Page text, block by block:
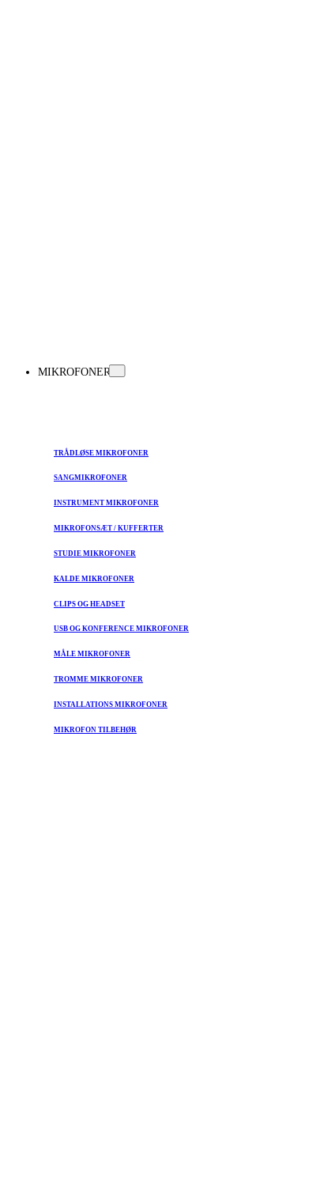
MIKROFONER
TRÅDLØSE MIKROFONER
SANGMIKROFONER
INSTRUMENT MIKROFONER
MIKROFONSÆT / KUFFERTER
STUDIE MIKROFONER
KALDE MIKROFONER
CLIPS OG HEADSET
USB OG KONFERENCE MIKROFONER
MÅLE MIKROFONER
TROMME MIKROFONER
INSTALLATIONS MIKROFONER
MIKROFON TILBEHØR